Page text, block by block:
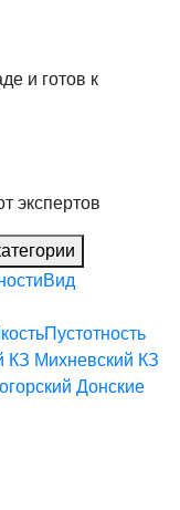
и готов к
экспертов
Вид
Пустотность
КЗ Михневский КЗ
Донские